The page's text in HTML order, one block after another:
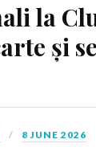
la
și
8 JUNE 2026